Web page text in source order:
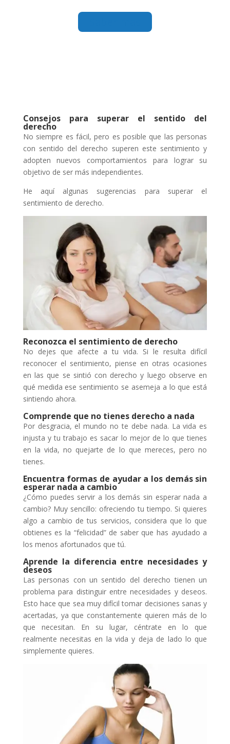
Consejos para superar el sentido del
derecho
No siempre es fácil, pero es posible que las personas
con sentido del derecho superen este sentimiento y
adopten nuevos comportamientos para lograr su
objetivo de ser más independientes.
He aquí algunas sugerencias para superar el
sentimiento de derecho.
Reconozca el sentimiento de derecho
No dejes que afecte a tu vida. Si le resulta difícil
reconocer el sentimiento, piense en otras ocasiones
en las que se sintió con derecho y luego observe en
qué medida ese sentimiento se asemeja a lo que está
sintiendo ahora.
Comprende que no tienes derecho a nada
Por desgracia, el mundo no te debe nada. La vida es
injusta y tu trabajo es sacar lo mejor de lo que tienes
en la vida, no quejarte de lo que mereces, pero no
tienes.
Encuentra formas de ayudar a los demás sin
esperar nada a cambio
¿Cómo puedes servir a los demás sin esperar nada a
cambio? Muy sencillo: ofreciendo tu tiempo. Si quieres
algo a cambio de tus servicios, considera que lo que
obtienes es la “felicidad” de saber que has ayudado a
los menos afortunados que tú.
Aprende la diferencia entre necesidades y
deseos
Las personas con un sentido del derecho tienen un
problema para distinguir entre necesidades y deseos.
Esto hace que sea muy difícil tomar decisiones sanas y
acertadas, ya que constantemente quieren más de lo
que necesitan. En su lugar, céntrate en lo que
realmente necesitas en la vida y deja de lado lo que
simplemente quieres.